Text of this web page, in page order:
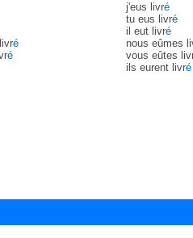
é
é
j'eus livré
tu eus livré
il eut livré
nous eûmes
vous eûtes
ils eurent livré